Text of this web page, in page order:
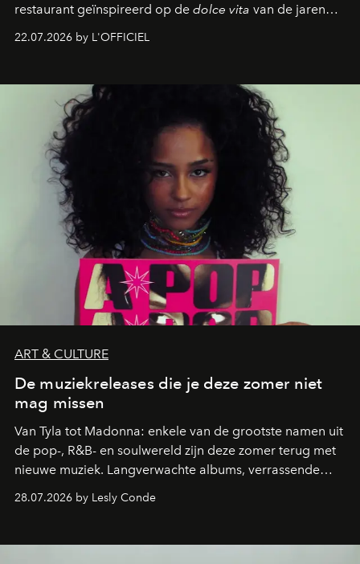
restaurant geïnspireerd op de dolce vita van de jaren
verandert in een bruisende ontmoetingsplek en de
neerstrijkt in Saint-Tropez. Dit zijn de nieuwe adressen
die deze zomer de toon zetten, van lange lunches tot
zwoele nachten.
22.07.2026 by L'OFFICIEL
ART & CULTURE
De muziekreleases die je deze zomer niet
mag missen
Van Tyla tot Madonna: enkele van de grootste namen uit
de pop-, R&B- en soulwereld zijn deze zomer terug met
nieuwe muziek. Langverwachte albums, verrassende
de releases die je niet mag missen.
28.07.2026 by Lesly Conde